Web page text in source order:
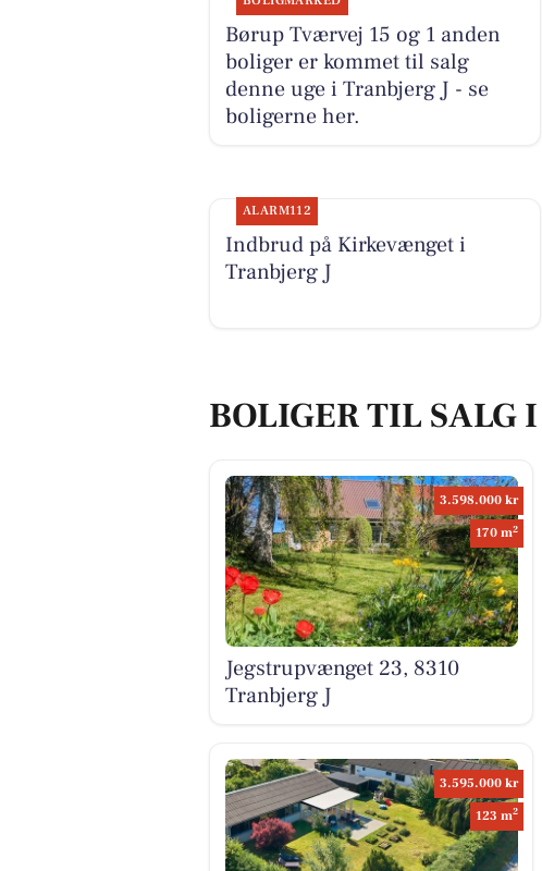
Børup Tværvej 15 og 1 anden
boliger er kommet til salg
denne uge i Tranbjerg J - se
boligerne her.
ALARM112
Indbrud på Kirkevænget i
Tranbjerg J
BOLIGER TIL SALG
3.598.000 kr
170 m2
Jegstrupvænget 23, 8310
Tranbjerg J
3.595.000 kr
123 m2